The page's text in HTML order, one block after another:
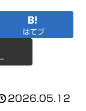
はてブ
2026.05.12